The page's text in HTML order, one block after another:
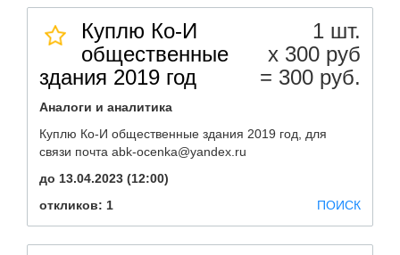
Куплю Ко-И
общественные
здания 2019 год
1 шт.
х 300 руб
= 300 руб.
Аналоги и аналитика
Куплю Ко-И общественные здания 2019 год, для
связи почта abk-ocenka@yandex.ru
до 13.04.2023 (12:00)
откликов: 1
ПОИСК